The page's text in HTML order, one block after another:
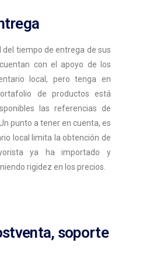
del tiempo de entrega de sus
con el apoyo de los
local, pero tenga en
de productos está
las referencias de
punto a tener en cuenta, es
local limita la obtención de
ya ha importado y
rigidez en los precios.
soporte